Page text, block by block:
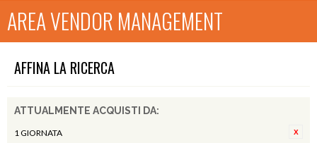
AREA VENDOR MANAGEMENT
AFFINA LA RICERCA
ATTUALMENTE ACQUISTI DA:
1 GIORNATA